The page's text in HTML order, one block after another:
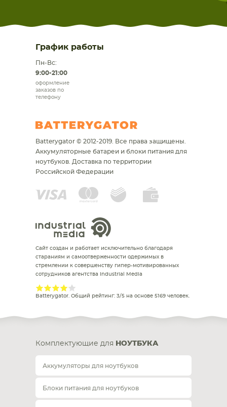
График работы
Пн-Вс:
9:00-21:00
оформление
заказов по
телефону
Batterygator © 2012-2019. Все права защищены.
Аккумуляторные батареи и блоки питания для
ноутбуков. Доставка по территории
Российской Федерации
Сайт создан и работает исключительно благодаря
стараниям и самоотверженности одержимых в
стремлении к совершенству гипер-мотивированных
сотрудников агентства Industrial Media
Batterygator. Общий рейтинг: 3/5 на основе 5169 человек.
Комплектующие для НОУТБУКА
Аккумуляторы для ноутбуков
Блоки питания для ноутбуков